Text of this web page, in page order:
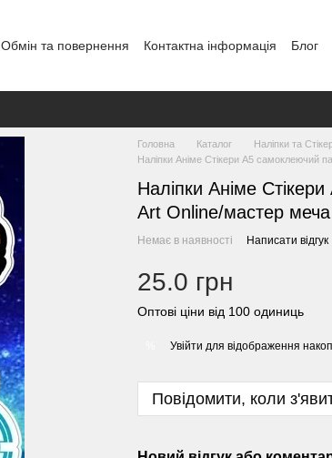
Обмін та повернення Контактна інформація Блог
Головна Каталог
Наліпки та
Наліпки Аніме Стікери А5 самоклеючий
Наліпки Аніме
Art Online/мастер меча
Немає в наявності Написати відгук
25.0 грн
Оптові ціни від 100 одиниць
Увійти для відображення
Повідомити, коли